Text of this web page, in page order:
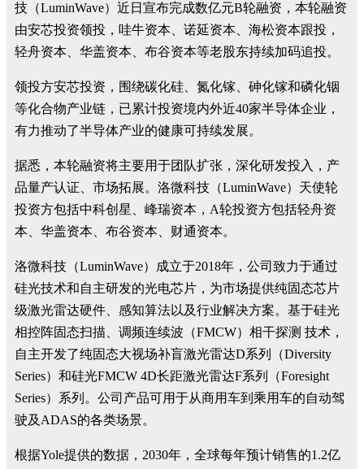
技（LuminWave）近日宣布完成数亿元B轮融资，本轮融资
由安芯投资领投，哇牛资本、诺延资本、海松资本跟投，
轻舟资本、华盖资本、布谷资本等老股东持续加码追投。
领投方安芯投资，围绕碳化硅、氮化镓、砷化镓和磷化铟
等化合物产业链，已累计投资境内外近40家半导体企业，
有力推动了半导体产业的健康可持续发展。
据悉，本轮融资将主要用于团队扩张，深化研发投入，产
品量产认证、市场拓展。洛微科技（LuminWave）天使轮
投资方包括中科创星、峰瑞资本，A轮投资方包括轻舟资
本、华盖资本、布谷资本、财通资本。
洛微科技（LuminWave）成立于2018年，公司致力于通过
硅光技术和自主研发的光电芯片，为市场提供纯固态芯片
级激光雷达硬件、感知算法以及行业解决方案。基于硅光
相控阵固态扫描、调频连续波（FMCW）相干探测 技术，
自主开发了纯固态大视场补盲激光雷达D系列（Diversity
Series）和硅光FMCW 4D长距激光雷达F系列（Foresight
Series）系列。公司产品可用于从商用车到乘用车的自动驾
驶及ADAS的各类场景。
根据Yole提供的数据，2030年，全球每年预计销售的1.2亿